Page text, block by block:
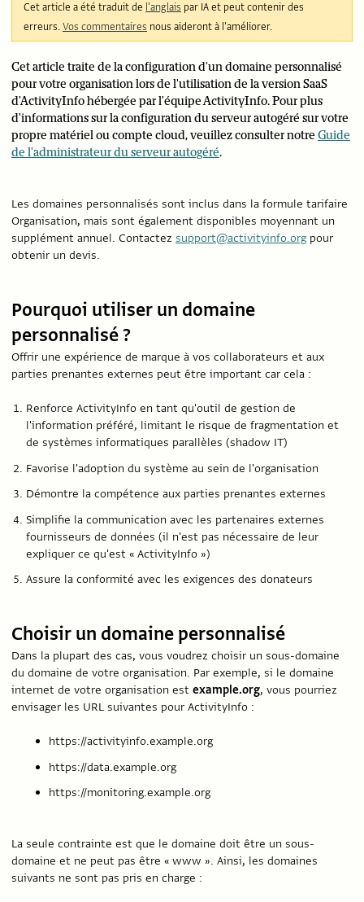
Cet article a été traduit de l'anglais par IA et peut contenir des
erreurs.Vos commentaires nous aideront à l'améliorer.
Cet article traite de la configuration d'un domaine personnalisé
pour votre organisation lors de l'utilisation de la version SaaS
d'ActivityInfo hébergée par l'équipe ActivityInfo. Pour plus
d'informations sur la configuration du serveur autogéré sur votre
propre matériel ou compte cloud, veuillez consulter notre Guide
de l'administrateur du serveur autogéré.
Les domaines personnalisés sont inclus dans la formule tarifaire
Organisation, mais sont également disponibles moyennant un
supplément annuel. Contactez support@activityinfo.orgpour
obtenir un devis.
Pourquoi utiliser un domaine
personnalisé ?
Offrir une expérience de marque à vos collaborateurs et aux
parties prenantes externes peut être important car cela :
Renforce ActivityInfo en tant qu'outil de gestion de
l'information préféré, limitant le risque de fragmentation et
de systèmes informatiques parallèles (shadow IT)
Favorise l'adoption du système au sein de l'organisation
Démontre la compétence aux parties prenantes externes
Simplifie la communication avec les partenaires externes
fournisseurs de données (il n'est pas nécessaire de leur
expliquer ce qu'est « ActivityInfo »)
Assure la conformité avec les exigences des donateurs
Choisir un domaine personnalisé
Dans la plupart des cas, vous voudrez choisir un sous-domaine
du domaine de votre organisation. Par exemple, si le domaine
internet de votre organisation est example.org, vous pourriez
envisager les URL suivantes pour ActivityInfo :
https://activityinfo.example.org
https://data.example.org
https://monitoring.example.org
La seule contrainte est que le domaine doit être un sous-
domaine et ne peut pas être « www ». Ainsi, les domaines
suivants ne sont pas pris en charge :